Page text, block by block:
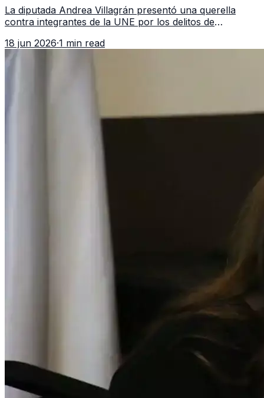
La diputada Andrea Villagrán presentó una querella
contra integrantes de la UNE por los delitos de
18 jun 2026·1 min read